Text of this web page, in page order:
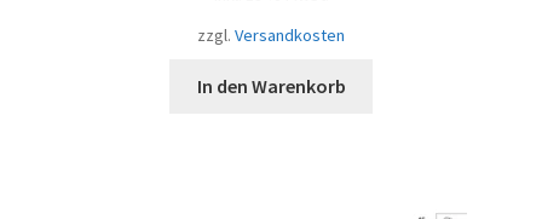
zzgl. Versandkosten
In den Warenkorb